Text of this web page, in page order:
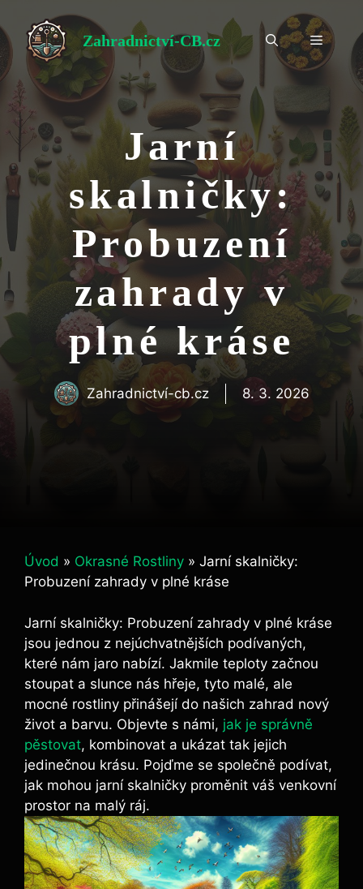
na
obsah
Zahradnictví-CB.cz Menu
Jarní
skalničky:
Probuzení
zahrady v
plné kráse
Zahradnictví-cb.cz 8. 3. 2026
Úvod » Okrasné Rostliny » Jarní skalničky:
Probuzení zahrady v plné kráse
Jarní skalničky: Probuzení zahrady v plné kráse
jsou jednou z nejúchvatnějších podívaných,
které nám jaro nabízí. Jakmile teploty začnou
stoupat a slunce nás hřeje, tyto malé, ale
mocné rostliny přinášejí do našich zahrad nový
život a barvu. Objevte s námi, jak je správně
pěstovat, kombinovat a ukázat tak jejich
jedinečnou krásu. Pojďme se společně podívat,
jak mohou jarní skalničky proměnit váš venkovní
prostor na malý ráj.